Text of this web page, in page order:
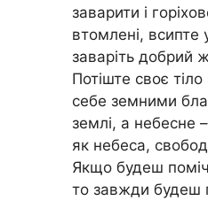
заварити і
втомлені, всипте
заваріть добрий
Потіште своє
себе земними
землі, а небесне
як небеса,
Якщо будеш
то завжди будеш